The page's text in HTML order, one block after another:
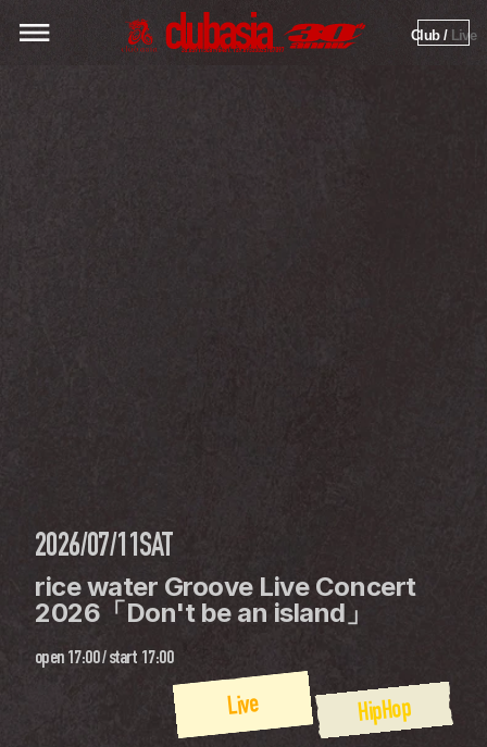
Club / Live
2026/07/11SAT
rice water Groove Live Concert
2026「Don't be an island」
open 17:00 / start 17:00
HipHop
Live